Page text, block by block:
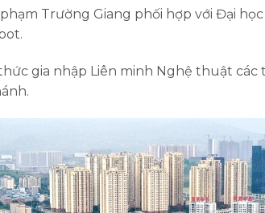
phạm Trường Giang phối hợp với Đại
gia nhập Liên minh Nghệ thuật